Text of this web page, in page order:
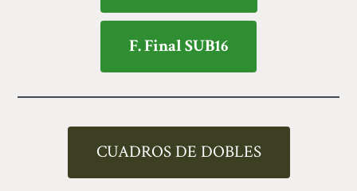
F. Final SUB16
CUADROS DE DOBLES